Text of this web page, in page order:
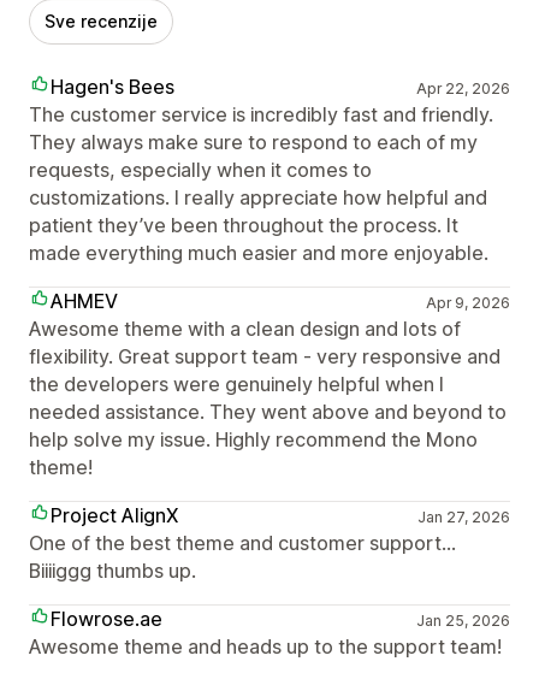
Sve recenzije
Hagen's Bees Apr 22, 2026
The customer service is incredibly fast and friendly.
They always make sure to respond to each of my
requests, especially when it comes to
customizations. I really appreciate how helpful and
patient they’ve been throughout the process. It
made everything much easier and more enjoyable.
AHMEV
Apr 9, 2026
Awesome theme with a clean design and lots of
flexibility. Great support team - very responsive and
the developers were genuinely helpful when I
needed assistance. They went above and beyond to
help solve my issue. Highly recommend the Mono
theme!
Project AlignX
Jan 27, 2026
One of the best theme and customer support...
Biiiiggg thumbs up.
Flowrose.ae
Jan 25, 2026
Awesome theme and heads up to the support team!